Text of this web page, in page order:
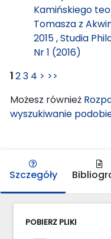
Kamińskiego
Tomasza z
2015,Studia
Nr 1 (2016)
123 4 > >>
Możesz również
wyszukiwanie
Szczegóły
POBIERZ PLIKI